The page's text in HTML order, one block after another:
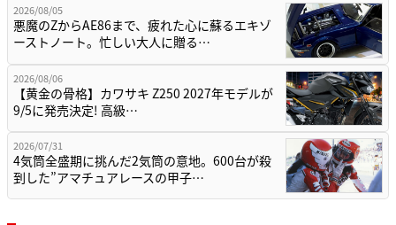
2026/08/05
悪魔のZからAE86まで、疲れた心に蘇るエキゾ
ーストノート。忙しい大人に贈る…
2026/08/06
【黄金の骨格】カワサキ Z250 2027年モデルが
9/5に発売決定! 高級…
2026/07/31
4気筒全盛期に挑んだ2気筒の意地。600台が殺
到した”アマチュアレースの甲子…